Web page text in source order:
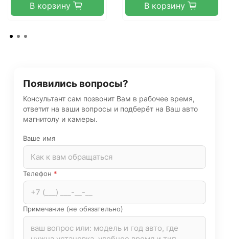
В корзину В корзину
Появились вопросы?
Консультант сам позвонит Вам в рабочее время,
ответит на ваши вопросы и подберёт на Ваш авто
магнитолу и камеры.
Ваше имя
Телефон *
Примечание (не обязательно)